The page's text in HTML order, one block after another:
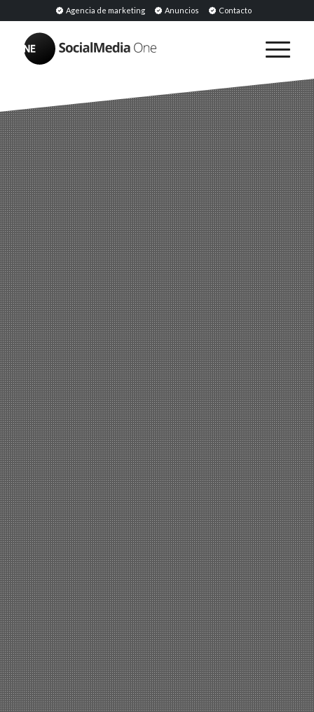
Agencia de marketing Anuncios Contacto